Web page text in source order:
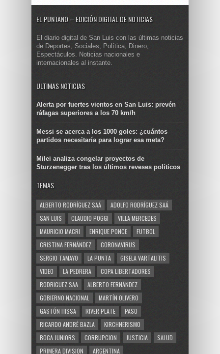
EL PUNTANO – EDICIÓN DIGITAL DE NOTICIAS
El diario digital de San Luis con las últimas noticias
de Deportes, Sociales, Política, Dinero,
Espectáculos. Noticias nacionales e
internacionales al instante.
ULTIMAS NOTICIAS
Alerta por fuertes vientos en San Luis: prevén
ráfagas superiores a los 70 km/h
Messi se acerca a los 1000 goles: ¿cuántos
partidos necesitaría para lograr esa meta?
Milei analiza congelar proyectos de
Sturzenegger tras los últimos reveses políticos
TEMAS
ALBERTO RODRÍGUEZ SAÁ
ADOLFO RODRÍGUEZ SAÁ
SAN LUIS
CLAUDIO POGGI
VILLA MERCEDES
MAURICIO MACRI
ENRIQUE PONCE
FUTBOL
CRISTINA FERNÁNDEZ
CORONAVIRUS
SERGIO TAMAYO
LA PUNTA
GISELA VARTALITIS
VIDEO
LA PEDRERA
COPA LIBERTADORES
RODRIGUEZ SAA
ALBERTO FERNÁNDEZ
GOBIERNO NACIONAL
MARTÍN OLIVERO
GASTÓN HISSA
RIVER PLATE
PASO
RICARDO ANDRÉ BAZLA
KIRCHNERISMO
BOCA JUNIORS
CORRUPCION JUSTICIA
SALUD
PRIMERA DIVISION
ARGENTINA